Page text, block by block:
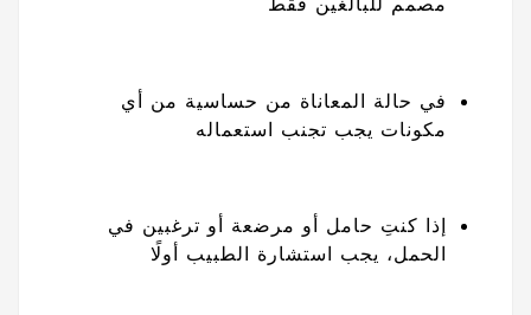
في حالة المعاناة من حساسية من أي
مكونات يجب تجنب استعماله
إذا كنتِ حامل أو مرضعة أو ترغبين في
الحمل، يجب استشارة الطبيب أولًا